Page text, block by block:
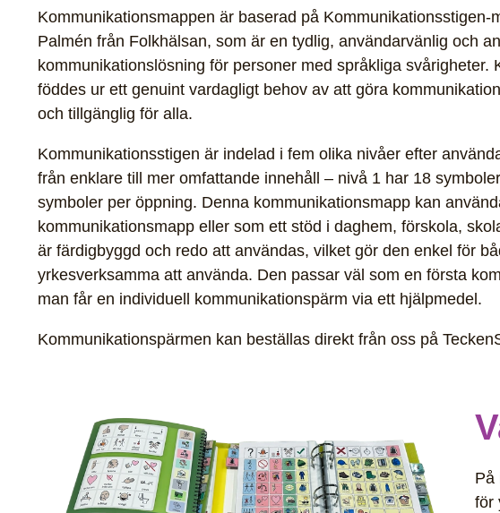
Kommunikationsmappen är baserad på Kommunikationsstigen-
Palmén från Folkhälsan, som är en tydlig, användarvänlig och
kommunikationslösning för personer med språkliga svårigheter.
föddes ur ett genuint vardagligt behov av att göra
och tillgänglig för alla.
Kommunikationsstigen är indelad i fem olika nivåer efter
från enklare till mer omfattande innehåll – nivå 1 har 18
symboler per öppning. Denna kommunikationsmapp kan
kommunikationsmapp eller som ett stöd i daghem, förskola,
är färdigbyggd och redo att användas, vilket gör den enkel för
yrkesverksamma att använda. Den passar väl som en första
man får en individuell kommunikationspärm via ett hjälpmedel.
Kommunikationspärmen kan beställas direkt från oss på
På
för